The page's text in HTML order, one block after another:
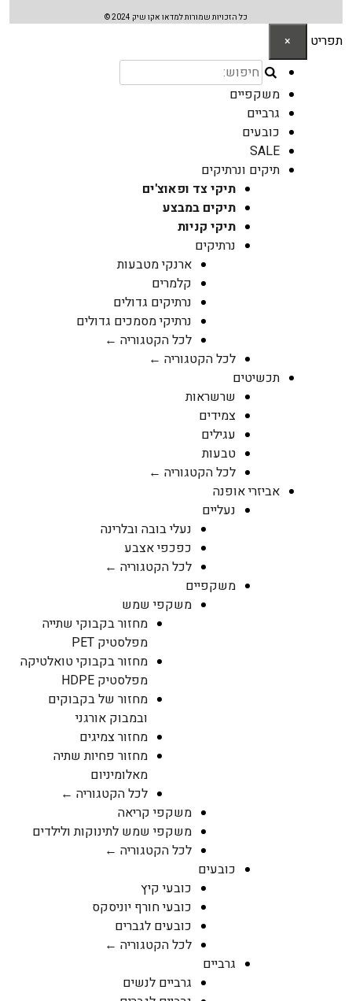
כל הזכויות שמורות למדאו אקו שיק 2024 ©
תפריט ×
משקפיים
גרביים
כובעים
SALE
תיקים ונרתיקים
תיקי צד ופאוצ'ים
תיקים במבצע
תיקי קניות
נרתיקים
ארנקי מטבעות
קלמרים
נרתיקים גדולים
נרתיקי מסמכים גדולים
לכל הקטגוריה ←
לכל הקטגוריה ←
תכשיטים
שרשראות
צמידים
עגילים
טבעות
לכל הקטגוריה ←
אביזרי אופנה
נעליים
נעלי בובה ובלרינה
כפכפי אצבע
לכל הקטגוריה ←
משקפיים
משקפי שמש
מחזור בקבוקי שתייה
מפלסטיק PET
מחזור בקבוקי טואלטיקה
מפלסטיק HDPE
מחזור של בקבוקים
ובמבוק אורגני
מחזור צמיגים
מחזור פחיות שתיה
מאלומיניום
לכל הקטגוריה ←
משקפי קריאה
משקפי שמש לתינוקות ולילדים
לכל הקטגוריה ←
כובעים
כובעי קיץ
כובעי חורף יוניסקס
כובעים לגברים
לכל הקטגוריה ←
גרביים
גרביים לנשים